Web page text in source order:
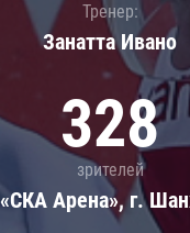
Тренер:
Занатта Иванo
328
зрителей
«СКА Арена», г.